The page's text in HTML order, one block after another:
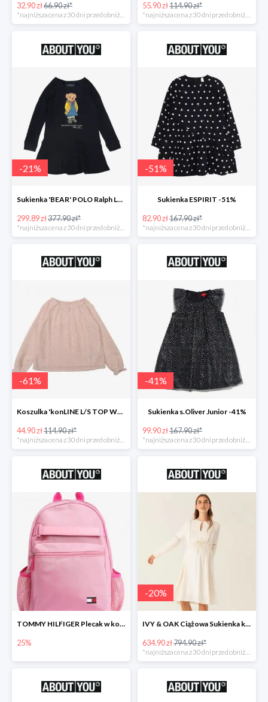
32.90 zł66.90 zł*
*najniższa cena z 30 dni przed obniżką
55.90 zł114.90 zł*
*najniższa cena z 30 dni przed obniżką
-21%
Sukienka 'BEAR' POLO Ralph Lauren -21%
299.89 zł377.90 zł*
-51%
Sukienka ESPIRIT -51%
82.90 zł167.90 zł*
-61%
Koszulka 'konLINE L/S TOP WVN' KIDS ONLY -61%
44.90 zł114.90 zł*
-41%
Sukienka s.Oliver Junior -41%
99.90 zł167.90 zł*
TOMMY HILFIGER Plecak w kolorze różowym -25%
25%
-20%
IVY & OAK Ciążowa Sukienka koszulowa -20%
634.90 zł794.90 zł*
*najniższa cena z 30 dni przed obniżką